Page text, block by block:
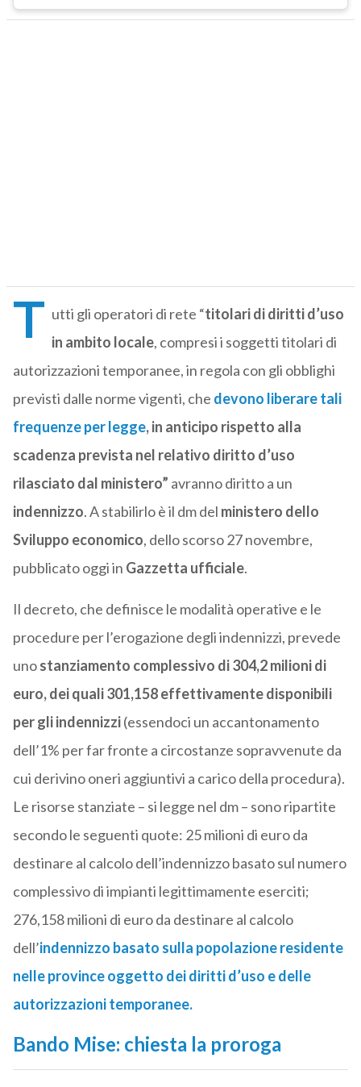
T utti gli operatori di rete “titolari di diritti d’uso
in ambito locale, compresi i soggetti titolari di
autorizzazioni temporanee, in regola con gli obblighi
previsti dalle norme vigenti, che devono liberare tali
frequenze per legge, in anticipo rispetto alla
scadenza prevista nel relativo diritto d’uso
rilasciato dal ministero” avranno diritto a un
indennizzo. A stabilirlo è il dm del ministero dello
Sviluppo economico, dello scorso 27 novembre,
pubblicato oggi in Gazzetta ufficiale.
Il decreto, che definisce le modalità operative e le
procedure per l’erogazione degli indennizzi, prevede
unostanziamento complessivo di 304,2 milioni di
euro, dei quali 301,158 effettivamente disponibili
per gli indennizzi(essendoci un accantonamento
dell’1% per far fronte a circostanze sopravvenute da
cui derivino oneri aggiuntivi a carico della procedura).
Le risorse stanziate – si legge nel dm – sono ripartite
secondo le seguenti quote: 25 milioni di euro da
destinare al calcolo dell’indennizzo basato sul numero
complessivo di impianti legittimamente eserciti;
276,158 milioni di euro da destinare al calcolo
dell’indennizzo basato sulla popolazione residente
nelle province oggetto dei diritti d’uso e delle
autorizzazioni temporanee.
Bando Mise: chiesta la proroga